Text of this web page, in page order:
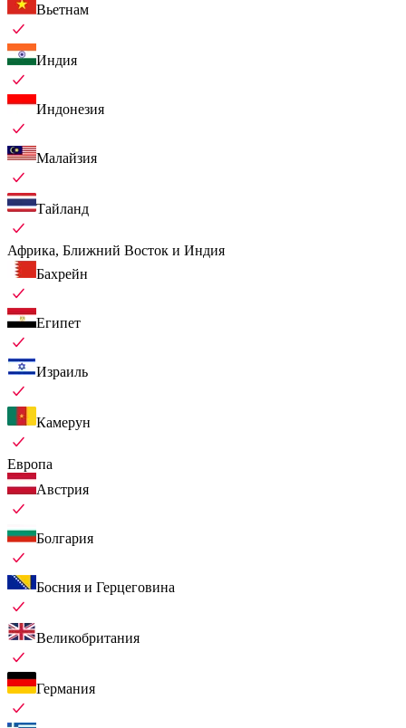
Вьетнам
Индия
Индонезия
Малайзия
Тайланд
Африка, Ближний Восток и Индия
Бахрейн
Египет
Израиль
Камерун
Европа
Австрия
Болгария
Босния и Герцеговина
Великобритания
Германия